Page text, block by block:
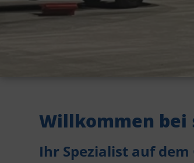
Willkommen bei
Ihr Spezialist auf